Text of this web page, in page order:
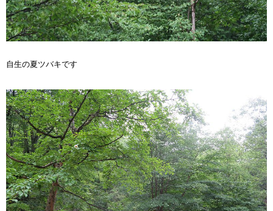
自生の夏ツバキです